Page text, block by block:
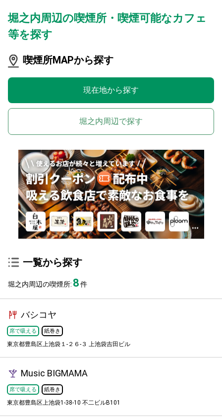
堀之内周辺の喫煙所・喫煙可能なカフェ
等を探す
喫煙所MAPから探す
現在地から探す
堀之内周辺で探す
一覧から探す
堀之内周辺の喫煙所: 8件
バシコヤ
席で吸える 紙巻き
東京都豊島区上池袋１-２６-３ 上池袋吉田ビル
Music BIGMAMA
席で吸える 紙巻き
東京都豊島区上池袋1-38-10 不二ビルB101